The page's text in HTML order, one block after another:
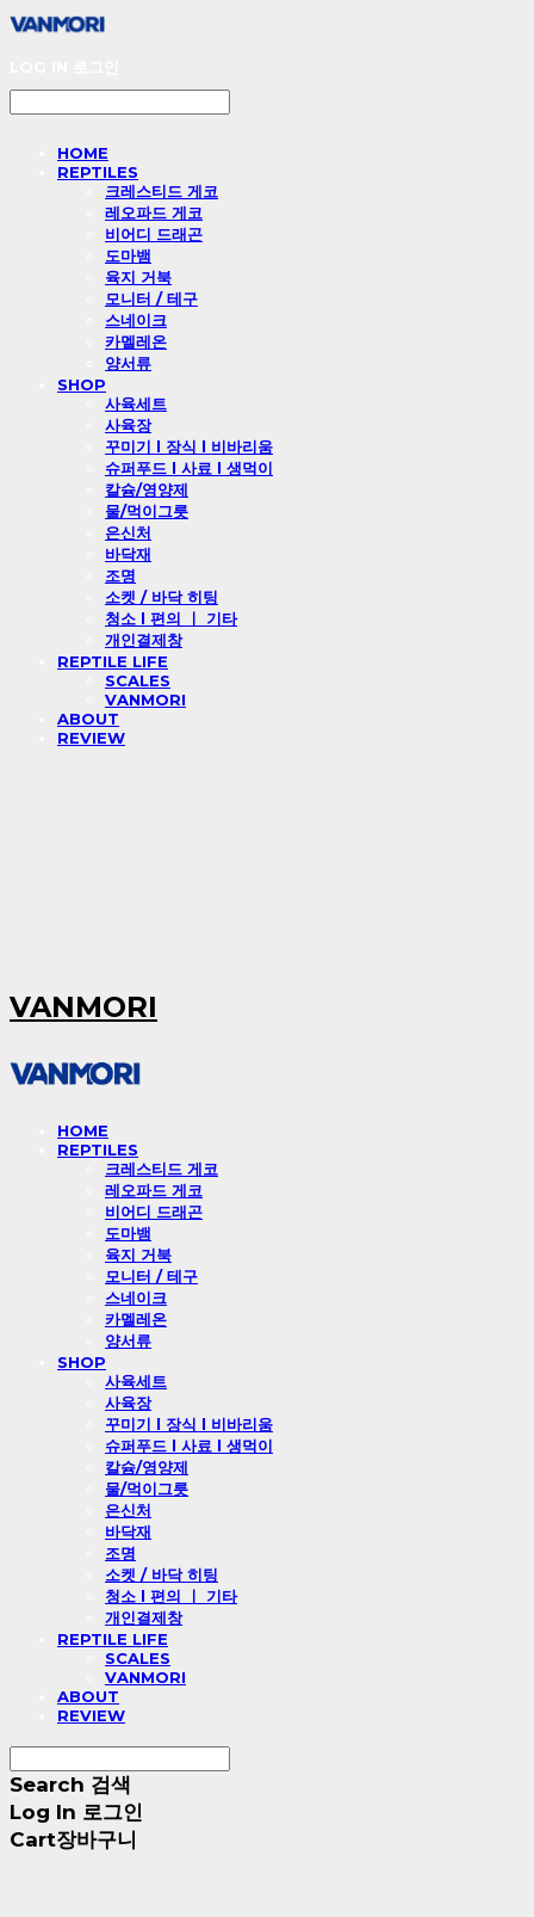
HOME
REPTILES
크레스티드 게코
레오파드 게코
비어디 드래곤
도마뱀
육지 거북
모니터 / 테구
스네이크
카멜레온
양서류
SHOP
사육세트
사육장
꾸미기 l 장식 l 비바리움
슈퍼푸드 l 사료 l 생먹이
칼슘/영양제
물/먹이그릇
은신처
바닥재
조명
소켓 / 바닥 히팅
청소 l 편의 ㅣ 기타
개인결제창
REPTILE LIFE
SCALES
VANMORI
ABOUT
REVIEW
VANMORI
HOME
REPTILES
크레스티드 게코
레오파드 게코
비어디 드래곤
도마뱀
육지 거북
모니터 / 테구
스네이크
카멜레온
양서류
SHOP
사육세트
사육장
꾸미기 l 장식 l 비바리움
슈퍼푸드 l 사료 l 생먹이
칼슘/영양제
물/먹이그릇
은신처
바닥재
조명
소켓 / 바닥 히팅
청소 l 편의 ㅣ 기타
개인결제창
REPTILE LIFE
SCALES
VANMORI
ABOUT
REVIEW
Search 검색
Log In 로그인
Cart장바구니